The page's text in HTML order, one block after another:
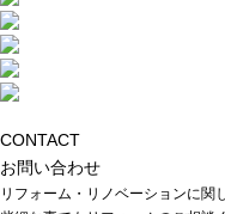
CONTACT
お問い合わせ
リフォーム・リノベーションに関